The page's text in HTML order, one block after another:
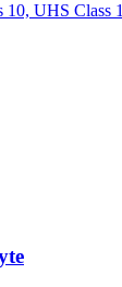
10, UHS Class 1